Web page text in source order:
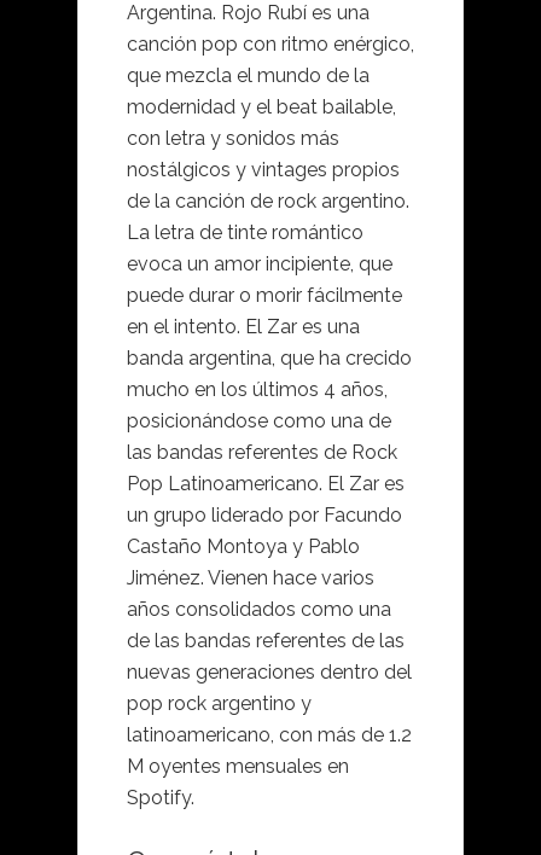
Argentina. Rojo Rubí es una
canción pop con ritmo enérgico,
que mezcla el mundo de la
modernidad y el beat bailable,
con letra y sonidos más
nostálgicos y vintages propios
de la canción de rock argentino.
La letra de tinte romántico
evoca un amor incipiente, que
puede durar o morir fácilmente
en el intento. El Zar es una
banda argentina, que ha crecido
mucho en los últimos 4 años,
posicionándose como una de
las bandas referentes de Rock
Pop Latinoamericano. El Zar es
un grupo liderado por Facundo
Castaño Montoya y Pablo
Jiménez. Vienen hace varios
años consolidados como una
de las bandas referentes de las
nuevas generaciones dentro del
pop rock argentino y
latinoamericano, con más de 1.2
M oyentes mensuales en
Spotify.